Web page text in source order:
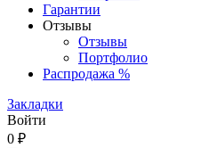
Гарантии
Отзывы
Отзывы
Портфолио
Распродажа %
Закладки
Войти
0 ₽